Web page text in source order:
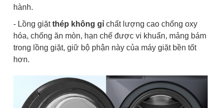
hành.
- Lồng giặtthép không gỉ chất lượng cao chống oxy
hóa, chống ăn mòn, hạn chế được vi khuẩn, mảng bám
trong lồng giặt, giữ bộ phận này của máy giặt bền tốt
hơn.